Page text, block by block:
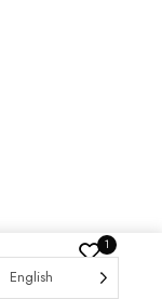
1
Wishlist
English